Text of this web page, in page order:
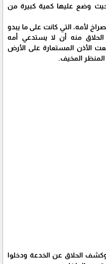
حيث وضع عليها كمية كبيرة من
لأمه، التي كانت على ما يبدو
منه أن لا يستدعي أمه
الأذن المستعارة على الأرض
المخيف.
الحلاق عن الخدعة ودخلوا